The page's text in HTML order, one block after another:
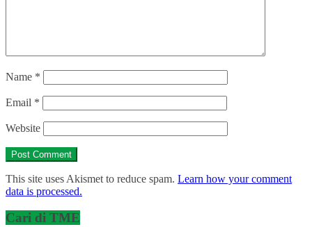
Name *
Email *
Website
This site uses Akismet to reduce spam. Learn how your comment
data is processed.
Cari di TME